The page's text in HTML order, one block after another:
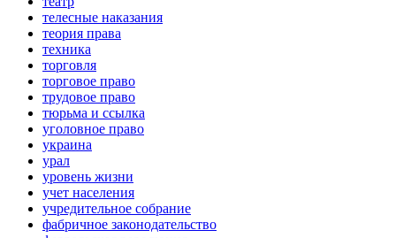
телесные наказания
теория права
техника
торговля
торговое право
трудовое право
тюрьма и ссылка
уголовное право
украина
урал
уровень жизни
учет населения
учредительное собрание
фабричное законодательство